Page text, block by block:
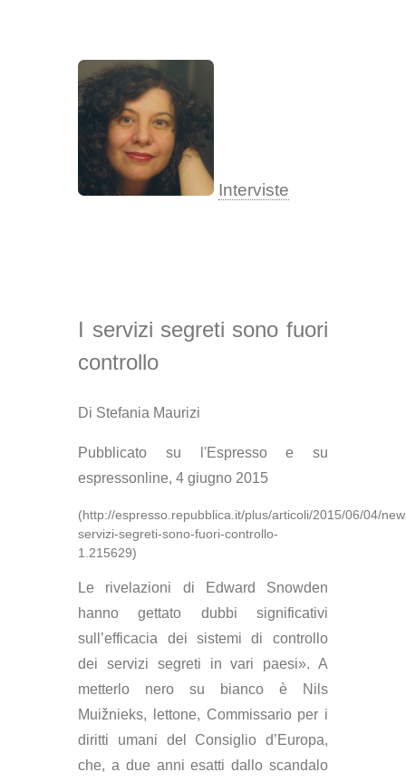
Interviste
I servizi segreti sono fuori
controllo
Di Stefania Maurizi
Pubblicato su l'Espresso e su
espressonline, 4 giugno 2015
(http://espresso.repubblica.it/plus/articoli/2015/06/04/
servizi-segreti-sono-fuori-controllo-
1.215629)
Le rivelazioni di Edward Snowden
hanno gettato dubbi significativi
sull’efficacia dei sistemi di controllo
dei servizi segreti in vari paesi». A
metterlo nero su bianco è Nils
Muižnieks, lettone, Commissario per i
diritti umani del Consiglio d’Europa,
che, a due anni esatti dallo scandalo